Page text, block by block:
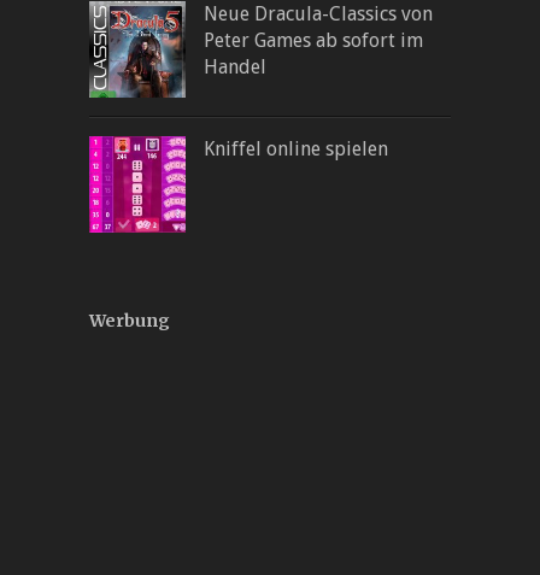
Neue Dracula-Classics von
Peter Games ab sofort im
Handel
Kniffel online spielen
Werbung